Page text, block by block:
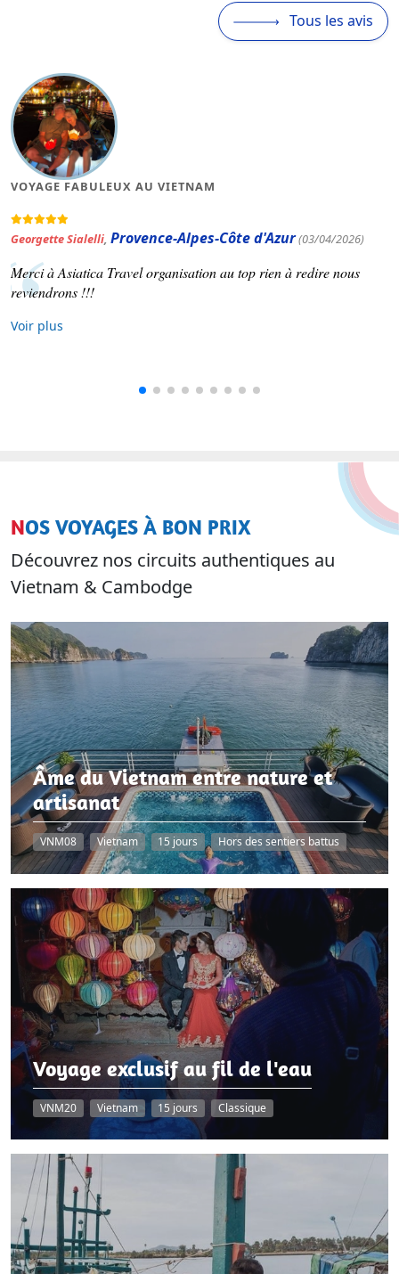
Tous les avis
VOYAGE FABULEUX AU VIETNAM
Georgette Sialelli, Provence-Alpes-Côte d'Azur(03/04/2026)
Merci à Asiatica Travel organisation au top rien à redire nous
reviendrons !!!
Voir plus
NOS VOYAGES À BON PRIX
Découvrez nos circuits authentiques au
Vietnam & Cambodge
Âme du Vietnam entre nature et
artisanat
VNM08 Vietnam 15 jours Hors des sentiers battus
Voyage exclusif au fil de l'eau
VNM20 Vietnam 15 jours Classique